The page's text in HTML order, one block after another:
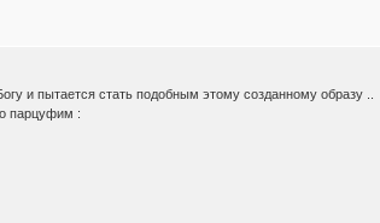
и пытается стать подобным этому созданному образу ..
парцуфим :